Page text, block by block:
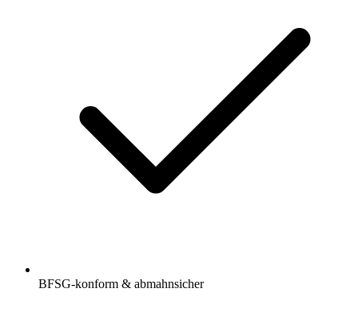
BFSG-konform & abmahnsicher